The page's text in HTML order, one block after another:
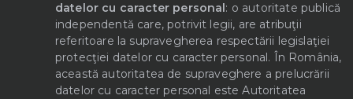
datelor cu caracter personal: o autoritate publică
independentă care, potrivit legii, are atribuţii
referitoare la supravegherea respectării legislaţiei
protecţiei datelor cu caracter personal. În România,
această autoritatea de supraveghere a prelucrării
datelor cu caracter personal este Autoritatea